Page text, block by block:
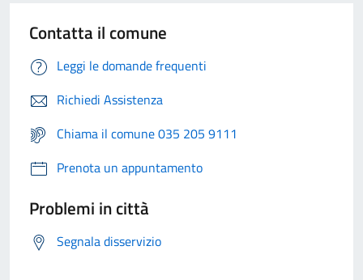
Contatta il comune
Leggi le domande frequenti
Richiedi Assistenza
Chiama il comune 035 205 9111
Prenota un appuntamento
Problemi in città
Segnala disservizio